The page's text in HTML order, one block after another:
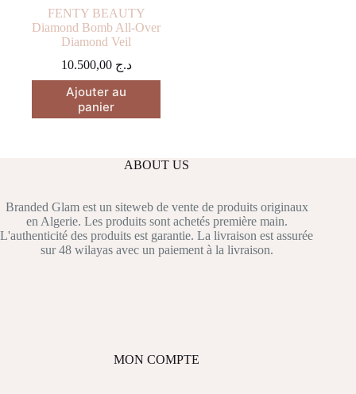
FENTY BEAUTY
Diamond Bomb All-Over
Diamond Veil
د.ج 10.500,00
Ajouter au
panier
ABOUT US
Branded Glam est un siteweb de vente de produits originaux
en Algerie. Les produits sont achetés première main.
L'authenticité des produits est garantie. La livraison est assurée
sur 48 wilayas avec un paiement à la livraison.
MON COMPTE